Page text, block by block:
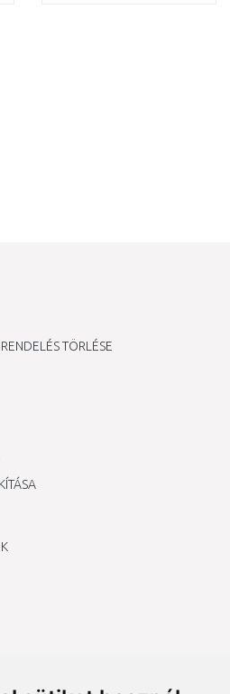
TÖRLÉSE